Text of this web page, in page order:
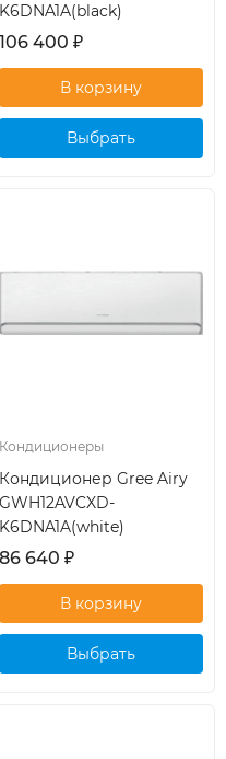
K6DNA1A(black)
106 400 ₽
Выбрать
Кондиционеры
Кондиционер Gree Airy
GWH12AVCXD-
K6DNA1A(white)
86 640 ₽
Выбрать